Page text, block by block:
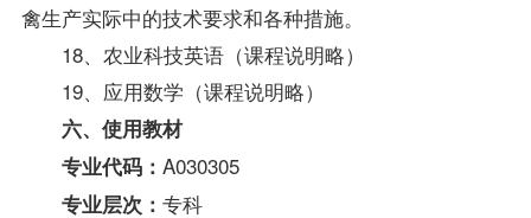
禽生产实际中的技术要求和各种措施。
18、农业科技英语（课程说明略）
19、应用数学（课程说明略）
六、使用教材
专业代码： A030305
专业层次： 专科